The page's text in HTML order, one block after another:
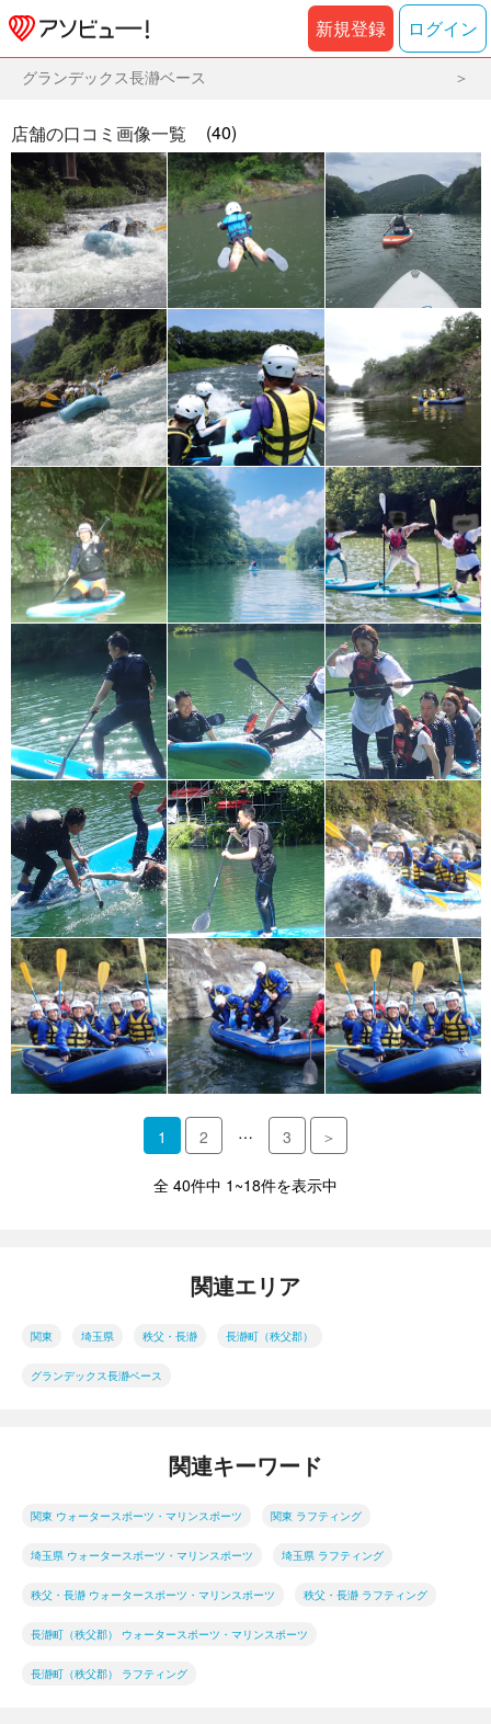
新規登録 ログイン
グランデックス長瀞ベース
店舗の口コミ画像一覧 (40)
1 2 … 3 ＞
全 40件中 1~18件を表示中
関連エリア
関東 埼玉県 秩父・長瀞 長瀞町（秩父郡）
グランデックス長瀞ベース
関連キーワード
関東 ウォータースポーツ・マリンスポーツ 関東 ラフティング
埼玉県 ウォータースポーツ・マリンスポーツ 埼玉県 ラフティング
秩父・長瀞 ウォータースポーツ・マリンスポーツ 秩父・長瀞 ラフティング
長瀞町（秩父郡） ウォータースポーツ・マリンスポーツ
長瀞町（秩父郡） ラフティング